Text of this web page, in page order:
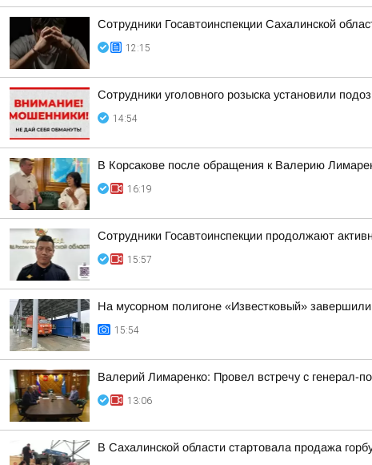
Сотрудники Госавтоинспекции Сахалинской
12:15
Сотрудники уголовного розыска установили
14:54
В Корсакове после обращения к Валерию
16:19
Сотрудники Госавтоинспекции продолжают
15:57
На мусорном полигоне «Известковый»
15:54
Валерий Лимаренко: Провел встречу с генерал-
13:06
В Сахалинской области стартовала продажа